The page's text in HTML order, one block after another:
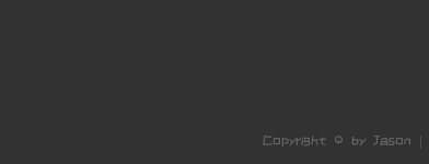
Copyright © by Jason |